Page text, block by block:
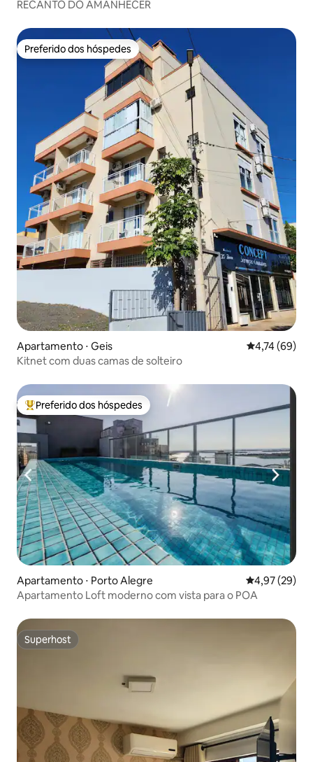
RECANTO DO AMANHECER
Preferido dos hóspedes
Preferido dos hóspedes
Apartamento ⋅ Geis 4,74 de uma
4,74 (69)
Kitnet com duas camas de solteiro
Entre os melhores preferidos dos hóspedes
Preferido dos hóspedes
Apartamento ⋅ Porto Alegre 4,97 de uma
4,97 (29)
Apartamento Loft moderno com vista para o POA
Superhost
Superhost